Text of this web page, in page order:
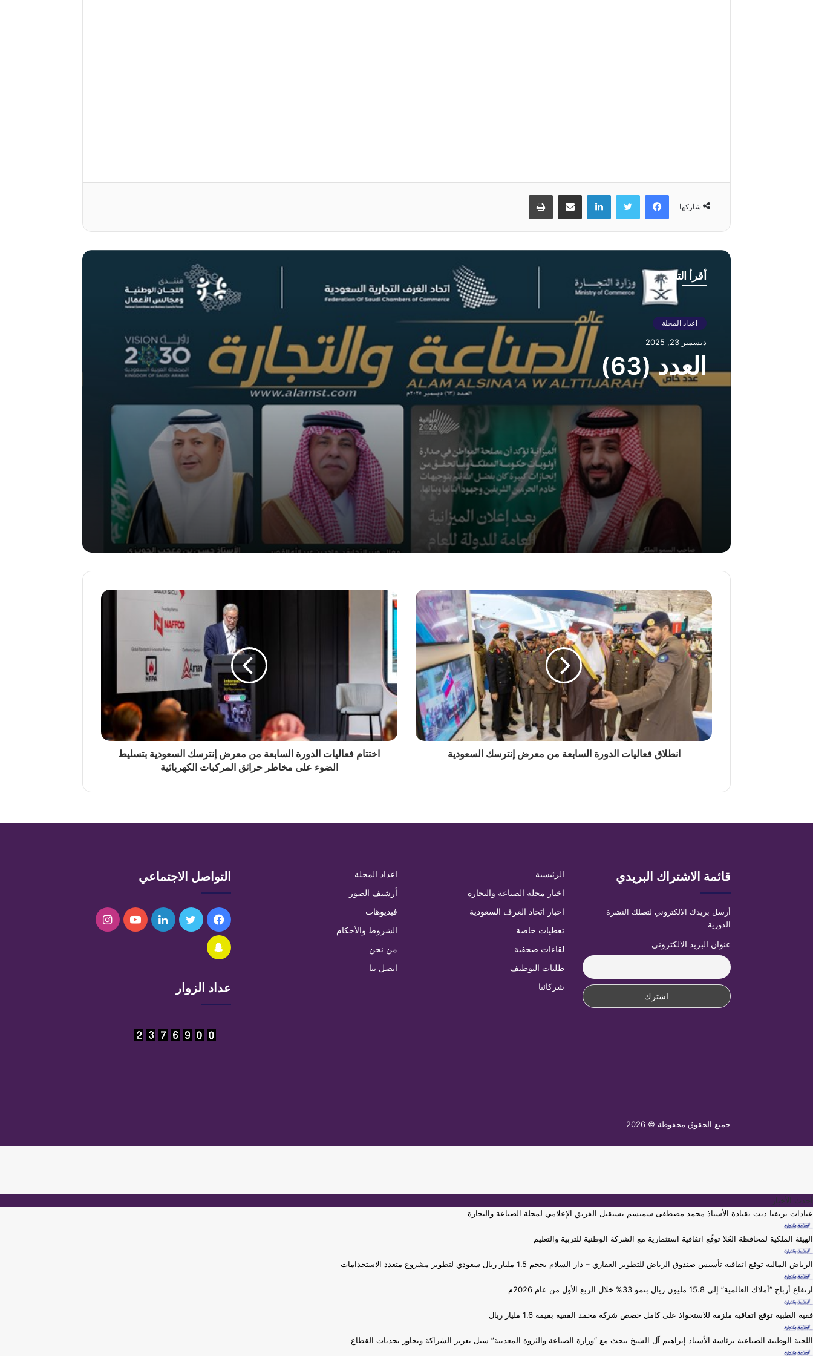
شاركها
فيسبوك تويتر لينكدإن مشاركة عبر البريد طباعة
أقرأ التالي
اعداد المجلة
ديسمبر 23, 2025
العدد (63) العدد (58)
العدد (57)
العدد (56)
العدد (53)
انطلاق فعاليات الدورة السابعة من معرض إنترسك السعودية
اختتام فعاليات الدورة السابعة من معرض إنترسك السعودية بتسليط
الضوء على مخاطر حرائق المركبات الكهربائية
قائمة الاشتراك البريدي
أرسل بريدك الالكتروني لتصلك النشرة
الدورية
عنوان البريد الالكترونى
الرئيسية
اخبار مجلة الصناعة والتجارة
اخبار اتحاد الغرف السعودية
تغطيات خاصة
لقاءات صحفية
طلبات التوظيف
شركائنا
اعداد المجلة
أرشيف الصور
فيديوهات
الشروط والأحكام
من نحن
اتصل بنا
التواصل الاجتماعي
فيسبوكتويتر لينكدإنيوتيوبانستقرام
سناب
عداد الزوار
جميع الحقوق محفوظة © 2026
أحدث الأخبار
عيادات بريفيا دنت بقيادة الأستاذ محمد مصطفى سميسم تستقبل الفريق الإعلامي لمجلة الصناعة والتجارة
الهيئة الملكية لمحافظة العُلا توقّع اتفاقية استثمارية مع الشركة الوطنية للتربية والتعليم
الرياض المالية توقع اتفاقية تأسيس صندوق الرياض للتطوير العقاري – دار السلام بحجم 1.5 مليار ريال سعودي لتطوير مشروع متعدد الاستخدامات
ارتفاع أرباح “أملاك العالمية” إلى 15.8 مليون ريال بنمو 33% خلال الربع الأول من عام 2026م
فقيه الطبية توقع اتفاقية ملزمة للاستحواذ على كامل حصص شركة محمد الفقيه بقيمة 1.6 مليار ريال
اللجنة الوطنية الصناعية برئاسة الأستاذ إبراهيم آل الشيخ تبحث مع “وزارة الصناعة والثروة المعدنية” سبل تعزيز الشراكة وتجاوز تحديات القطاع